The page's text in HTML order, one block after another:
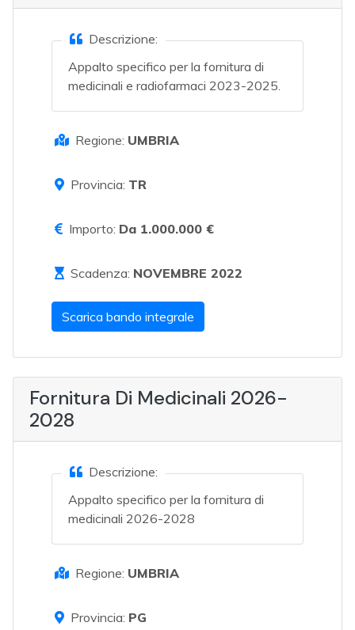
Descrizione:
Appalto specifico per la fornitura di
medicinali e radiofarmaci 2023-2025.
Regione: UMBRIA
Provincia: TR
Importo: Da 1.000.000 €
Scadenza: NOVEMBRE 2022
Scarica bando integrale
Fornitura Di Medicinali 2026-
2028
Descrizione:
Appalto specifico per la fornitura di
medicinali 2026-2028
Regione: UMBRIA
Provincia: PG